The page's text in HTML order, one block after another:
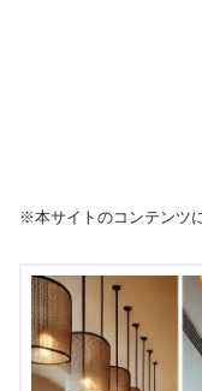
※本サイトのコンテンツ